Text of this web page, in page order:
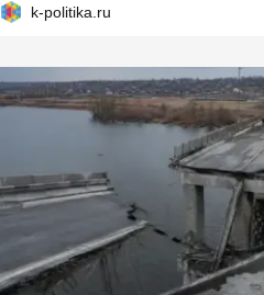
k-politika.ru